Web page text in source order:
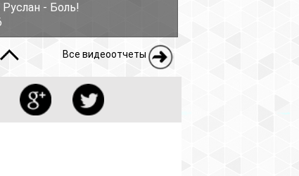
- Боль!
Все видеоотчеты